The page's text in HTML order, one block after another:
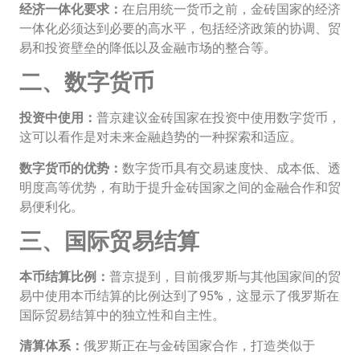
经济一体化要求： 在启用统一货币之前，金砖国家的经济
一体化必须达到必要的高水平，包括经济政策的协调、贸
易和投资壁垒的降低以及金融市场的整合等。
二、数字货币
投资中使用： 普京建议金砖国家在投资中使用数字货币，
这可以看作是对未来金融趋势的一种探索和适应。
数字货币的优势： 数字货币具有交易速度快、成本低、透
明度高等优势，有助于提升金砖国家之间的金融合作和贸
易便利化。
三、国际贸易结算
本币结算比例： 普京提到，目前俄罗斯与其他国家间的贸
易中使用本币结算的比例达到了95%，这显示了俄罗斯在
国际贸易结算中的独立性和自主性。
清算体系： 俄罗斯正在与金砖国家合作，打造类似于